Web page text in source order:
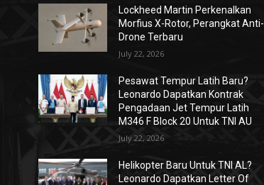
Lockheed Martin Perkenalkan
Morfius X-Rotor, Perangkat Anti-
Drone Terbaru
July 22, 2026
Pesawat Tempur Latih Baru?
Leonardo Dapatkan Kontrak
Pengadaan Jet Tempur Latih
M346 F Block 20 Untuk TNI AU
July 22, 2026
Helikopter Baru Untuk TNI AL?
Leonardo Dapatkan Letter Of